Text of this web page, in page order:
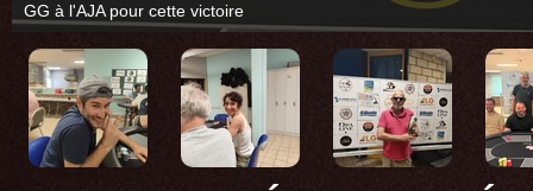
GG à l'AJA pour cette victoire